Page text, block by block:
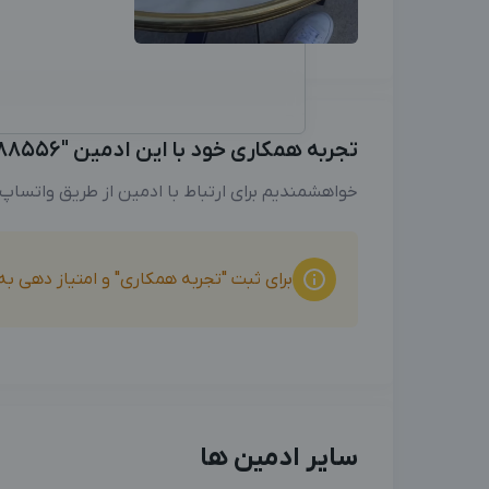
تجربه همکاری خود با این ادمین "09170488556" را با ما به اشتراک بگذارید
خواهشمندیم برای ارتباط با ادمین از طریق
برای ثبت "تجربه همکاری" و امتیاز دهی
سایر ادمین ها